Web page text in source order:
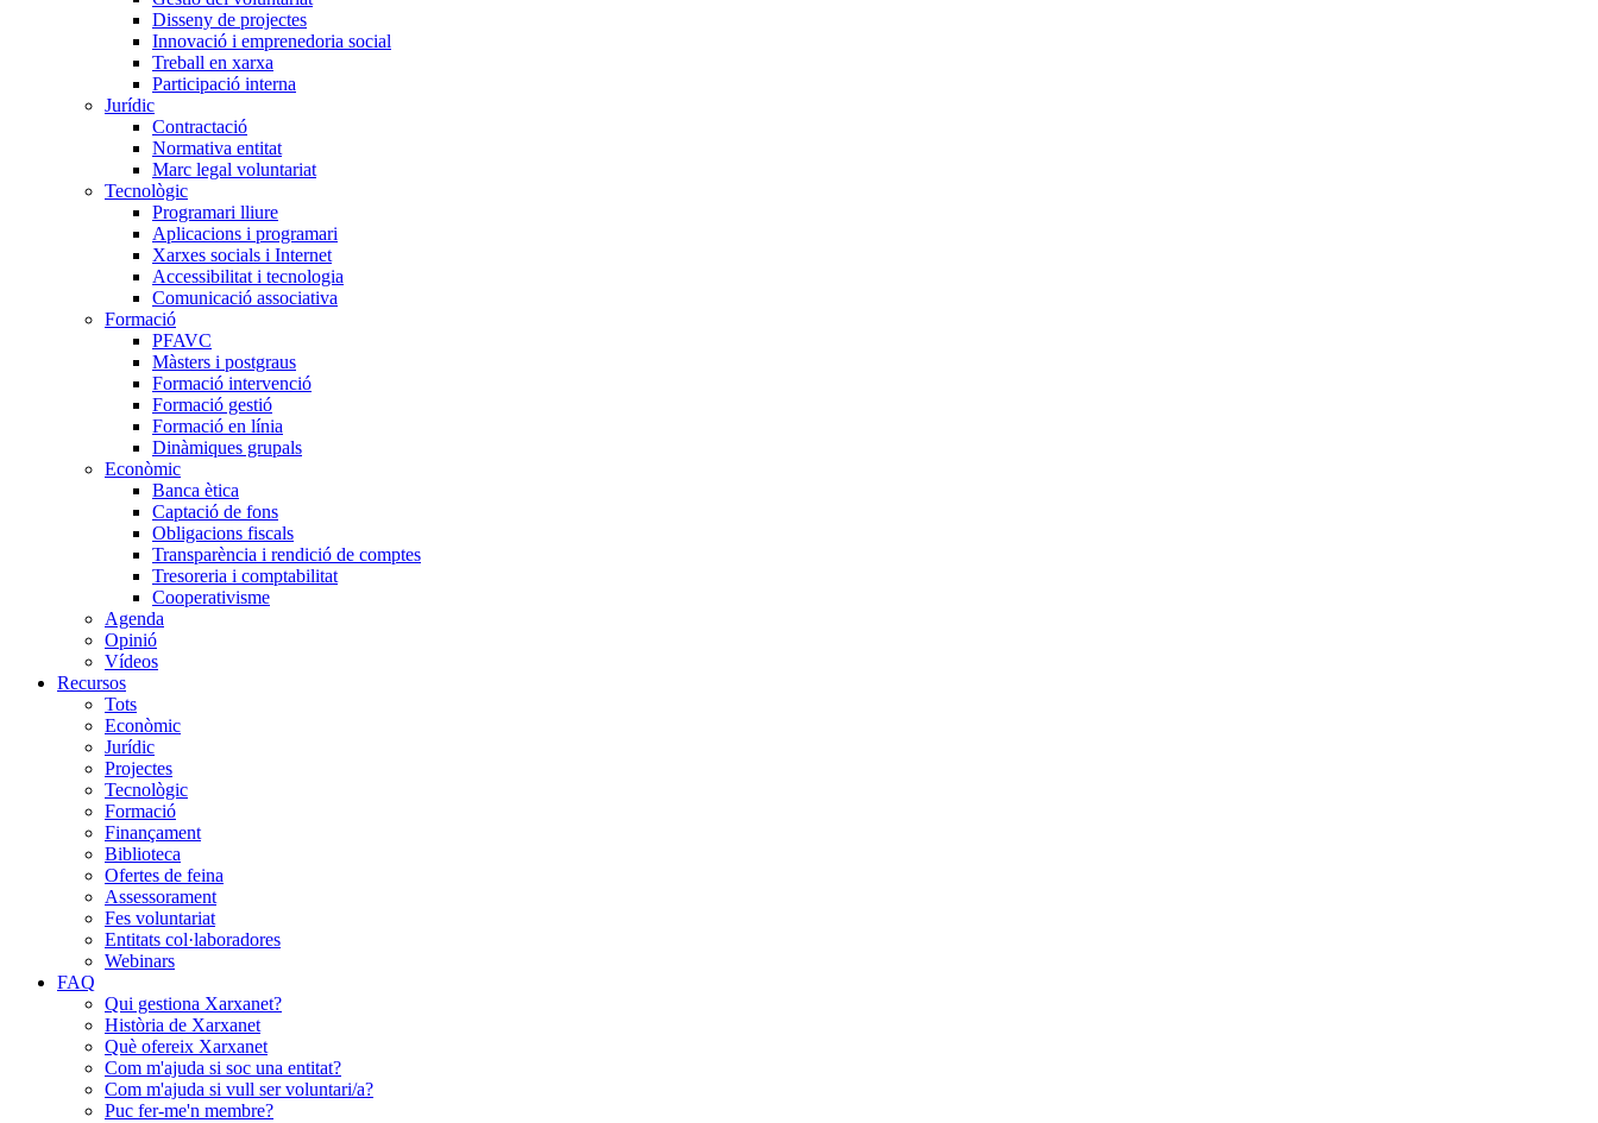
Disseny de projectes
Innovació i emprenedoria social
Treball en xarxa
Participació interna
Jurídic
Contractació
Normativa entitat
Marc legal voluntariat
Tecnològic
Programari lliure
Aplicacions i programari
Xarxes socials i Internet
Accessibilitat i tecnologia
Comunicació associativa
Formació
PFAVC
Màsters i postgraus
Formació intervenció
Formació gestió
Formació en línia
Dinàmiques grupals
Econòmic
Banca ètica
Captació de fons
Obligacions fiscals
Transparència i rendició de comptes
Tresoreria i comptabilitat
Cooperativisme
Agenda
Opinió
Vídeos
Recursos
Tots
Econòmic
Jurídic
Projectes
Tecnològic
Formació
Finançament
Biblioteca
Ofertes de feina
Assessorament
Fes voluntariat
Entitats col·laboradores
Webinars
FAQ
Qui gestiona Xarxanet?
Història de Xarxanet
Què ofereix Xarxanet
Com m'ajuda si soc una entitat?
Com m'ajuda si vull ser voluntari/a?
Puc fer-me'n membre?